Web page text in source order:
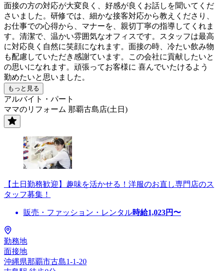
面接の方の対応が大変良く、好感が良くお話しを聞いてくだ
さいました。研修では、細かな接客対応から教えくださり、
お仕事での心得から、マナーを、親切丁寧の指導してくれま
す。清潔で、温かい雰囲気なオフィスです。スタッフは最高
に対応良く自然に笑顔になれます。面接の時、冷たい飲み物
も配慮していただき感謝ています。この会社に貢献したいと
の思いになれます。頑張ってお客様に 喜んでいたけるよう
勤めたいと思いました。
もっと見る
アルバイト・パート
ママのリフォーム 那覇古島店(土日)
【土日勤務歓迎】趣味を活かせる！洋服のお直し専門店のス
タッフ募集！
販売・ファッション・レンタル時給1,023円〜
勤務地
面接地
沖縄県那覇市古島1-1-20